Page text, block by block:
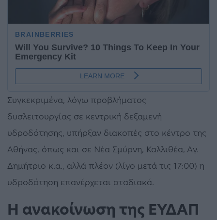
Συγκεκριμένα, λόγω προβλήματος
δυσλειτουργίας σε κεντρική δεξαμενή
υδροδότησης, υπήρξαν διακοπές στο κέντρο της
Αθήνας, όπως και σε Νέα Σμύρνη, Καλλιθέα, Αγ.
Δημήτριο κ.α., αλλά πλέον (λίγο μετά τις 17:00) η
υδροδότηση επανέρχεται σταδιακά.
Η ανακοίνωση της ΕΥΔΑΠ